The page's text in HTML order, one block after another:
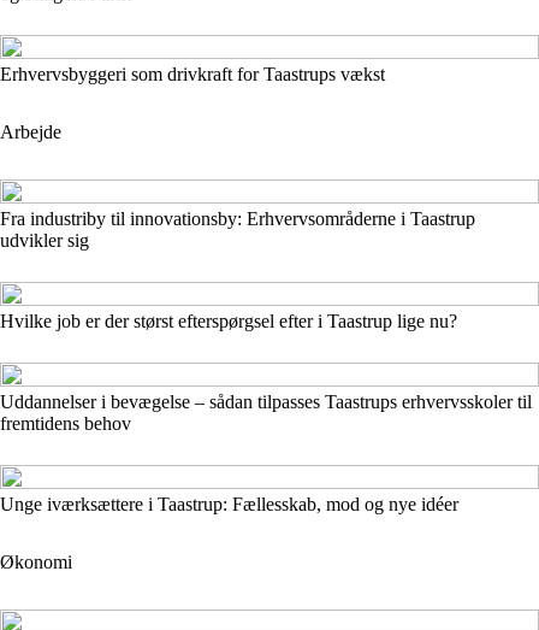
Erhvervsbyggeri som drivkraft for Taastrups vækst
Arbejde
Fra industriby til innovationsby: Erhvervsområderne i Taastrup
udvikler sig
Hvilke job er der størst efterspørgsel efter i Taastrup lige nu?
Uddannelser i bevægelse – sådan tilpasses Taastrups erhvervsskoler til
fremtidens behov
Unge iværksættere i Taastrup: Fællesskab, mod og nye idéer
Økonomi